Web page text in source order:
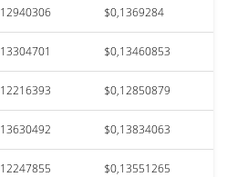
$0,1369284
$0,13460853
$0,12850879
$0,13834063
$0,13551265